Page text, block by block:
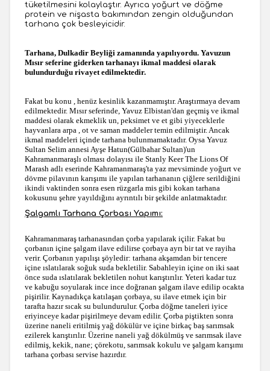
tüketilmesini kolaylaştır. Ayrıca yoğurt ve döğme
protein ve nişasta bakımından zengin olduğundan
tarhana çok besleyicidir.
Tarhana, Dulkadir Beyliği zamanında yapılıyordu. Yavuzun
Mısır seferine giderken tarhanayı ikmal maddesi olarak
bulundurduğu rivayet edilmektedir.
Fakat bu konu , henüz kesinlik kazanmamıştır. Araştırmaya devam
edilmektedir. Mısır seferinde, Yavuz Elbistan'dan geçmiş ve ikmal
maddesi olarak ekmeklik un, peksimet ve et gibi yiyeceklerle
hayvanlara arpa , ot ve saman maddeler temin edilmiştir. Ancak
ikmal maddeleri içinde tarhana bulunmamaktadır. Oysa Yavuz
Sultan Selim annesi Ayşe Hatun(Gülbahar Sultan)'un
Kahramanmaraşlı olması dolayısı ile Stanly Keer The Lions Of
Marash adlı eserinde Kahramanmaraş'ta yaz mevsiminde yoğurt ve
dövme pilavının karışımı ile yapılan tarhananın çiğlere serildiğini
ikindi vaktinden sonra esen rüzgarla mis gibi kokan tarhana
kokusunu şehre yayıldığını ayrıntılı bir şekilde anlatmaktadır.
Şalgamlı Tarhana Çorbası Yapımı:
Kahramanmaraş tarhanasından çorba yapılarak içilir. Fakat bu
çorbanın içine şalgam ilave edilirse çorbaya ayrı bir tat ve rayiha
verir. Çorbanın yapılışı şöyledir: tarhana akşamdan bir tencere
içine ıslatılarak soğuk suda bekletilir. Sabahleyin içine on iki saat
önce suda ıslatılarak bekletilen nohut karıştırılır. Yeteri kadar tuz
ve kabuğu soyularak ince ince doğranan şalgam ilave edilip ocakta
pişirilir. Kaynadıkça katılaşan çorbaya, su ilave etmek için bir
tarafta hazır sıcak su bulundurulur. Çorba döğme taneleri iyice
eriyinceye kadar pişirilmeye devam edilir. Çorba piştikten sonra
üzerine naneli eritilmiş yağ dökülür ve içine birkaç baş sarımsak
ezilerek karıştırılır. Üzerine naneli yağ dökülmüş ve sarımsak ilave
edilmiş, kekik, nane; çörekotu, sarımsak kokulu ve şalgam karışımı
tarhana çorbası servise hazırdır.